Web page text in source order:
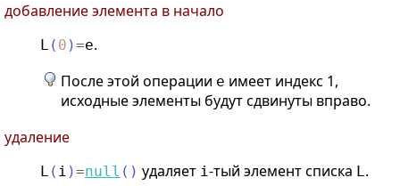
добавление элемента в начало
L ( 0 )=e.
После этой операции e имеет индекс 1,
исходные элементы будут сдвинуты вправо.
удаление
L ( i )=null ( ) удаляет i-тый элемент списка L.